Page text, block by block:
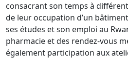
consacrant son temps à
de leur occupation d’un
ses études et son emploi au
pharmacie et des rendez-vous
également participation aux